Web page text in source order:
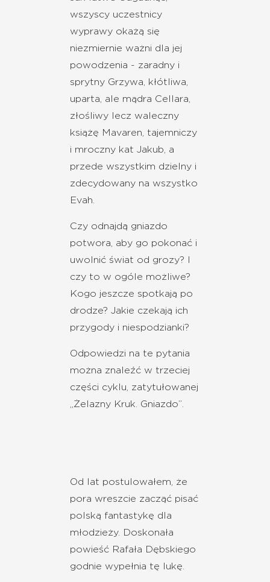
wszyscy uczestnicy
wyprawy okażą się
niezmiernie ważni dla jej
powodzenia - zaradny i
sprytny Grzywa, kłótliwa,
uparta, ale mądra Cellara,
złośliwy lecz waleczny
książę Mavaren, tajemniczy
i mroczny kat Jakub, a
przede wszystkim dzielny i
zdecydowany na wszystko
Evah.
Czy odnajdą gniazdo
potwora, aby go pokonać i
uwolnić świat od grozy? I
czy to w ogóle możliwe?
Kogo jeszcze spotkają po
drodze? Jakie czekają ich
przygody i niespodzianki?
Odpowiedzi na te pytania
można znaleźć w trzeciej
części cyklu, zatytułowanej
„Żelazny Kruk. Gniazdo”.
Od lat postulowałem, że
pora wreszcie zacząć pisać
polską fantastykę dla
młodzieży. Doskonała
powieść Rafała Dębskiego
godnie wypełnia tę lukę.